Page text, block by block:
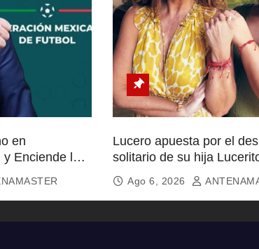
en
y Enciende la
Lucero apuesta por el
solitario de su hija
Ago 6, 2026